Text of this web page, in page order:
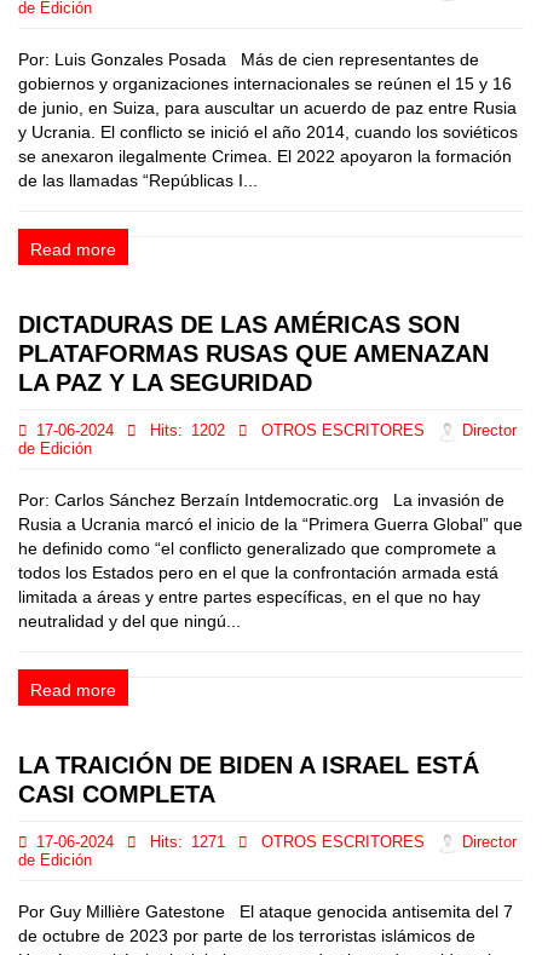
de Edición
Por: Luis Gonzales Posada Más de cien representantes de
gobiernos y organizaciones internacionales se reúnen el 15 y 16
de junio, en Suiza, para auscultar un acuerdo de paz entre Rusia
y Ucrania. El conflicto se inició el año 2014, cuando los soviéticos
se anexaron ilegalmente Crimea. El 2022 apoyaron la formación
de las llamadas “Repúblicas I...
Read more
DICTADURAS DE LAS AMÉRICAS SON
PLATAFORMAS RUSAS QUE AMENAZAN
LA PAZ Y LA SEGURIDAD
17-06-2024 Hits: 1202 OTROS ESCRITORES
Director
de Edición
Por: Carlos Sánchez Berzaín Intdemocratic.org La invasión de
Rusia a Ucrania marcó el inicio de la “Primera Guerra Global” que
he definido como “el conflicto generalizado que compromete a
todos los Estados pero en el que la confrontación armada está
limitada a áreas y entre partes específicas, en el que no hay
neutralidad y del que ningú...
Read more
LA TRAICIÓN DE BIDEN A ISRAEL ESTÁ
CASI COMPLETA
17-06-2024 Hits: 1271 OTROS ESCRITORES
Director
de Edición
Por Guy Millière Gatestone El ataque genocida antisemita del 7
de octubre de 2023 por parte de los terroristas islámicos de